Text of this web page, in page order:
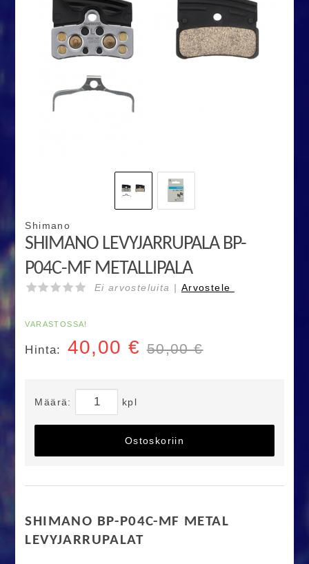
Shimano
SHIMANO LEVYJARRUPALA BP-
P04C-MF METALLIPALA
Ei arvosteluita | Arvostele
VARASTOSSA!
Hinta: 40,00 € 50,00 €
Määrä: kpl
Ostoskoriin
SHIMANO BP-P04C-MF METAL
LEVYJARRUPALAT